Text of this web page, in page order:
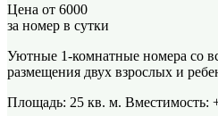
Цена от 6000
за номер в сутки
Уютные 1-комнатные номера со
размещения двух взрослых и
Площадь: 25 кв. м. Вместимость: